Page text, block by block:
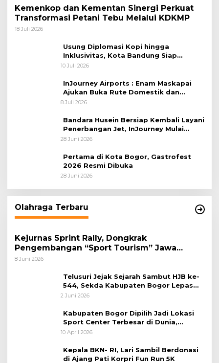
Kemenkop dan Kementan Sinergi Perkuat
Transformasi Petani Tebu Melalui KDKMP
18 Juli 2026
Usung Diplomasi Kopi hingga
Inklusivitas, Kota Bandung Siap
Sambut 25 Duta Besar di Festival Asia
10 Juli 2026
InJourney Airports : Enam Maskapai
Ajukan Buka Rute Domestik dan
Internasional dari Bandara Husein
8 Juli 2026
Bandara Husein Bersiap Kembali Layani
Penerbangan Jet, InJourney Mulai
Tahap Optimalisasi
28 Juni 2026
Pertama di Kota Bogor, Gastrofest
2026 Resmi Dibuka
28 Juni 2026
Olahraga Terbaru
Kejurnas Sprint Rally, Dongkrak
Pengembangan “Sport Tourism” Jawa
Tengah
8 Juni 2026
Telusuri Jejak Sejarah Sambut HJB ke-
544, Sekda Kabupaten Bogor Lepas
Gowes Napak Tilas Bogor
2 Juni 2026
Kabupaten Bogor Dipilih Jadi Lokasi
Sport Center Terbesar di Dunia,
Peluang Tingkatkan Pertumbuhan
10 April 2026
Kepala BKN- RI, Lari Sambil Berdonasi
di Ajang Pati Korpri Fun Run 5K